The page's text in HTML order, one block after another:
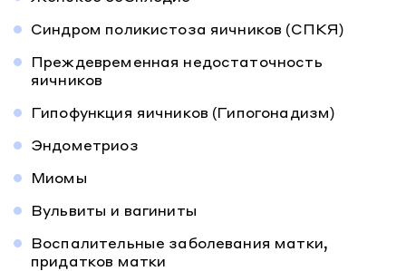
Синдром поликистоза яичников (СПКЯ)
Преждевременная недостаточность
яичников
Гипофункция яичников (Гипогонадизм)
Эндометриоз
Миомы
Вульвиты и вагиниты
Воспалительные заболевания матки,
придатков матки